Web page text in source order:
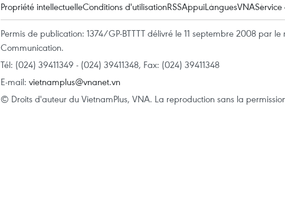
Propriété intellectuelleConditions d'utilisationRSSAppuiLanguesVNA
Permis de publication: 1374/GP-BTTTT délivré le 11 septembre 2008 par
Communication.
Tél: (024) 39411349 - (024) 39411348, Fax: (024) 39411348
E-mail: vietnamplus@vnanet.vn
© Droits d'auteur du VietnamPlus, VNA. La reproduction sans la